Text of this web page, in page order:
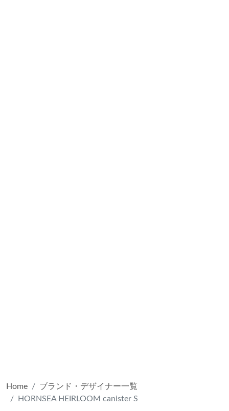
Home
ブランド・デザイナー一覧
HORNSEA HEIRLOOM canister S